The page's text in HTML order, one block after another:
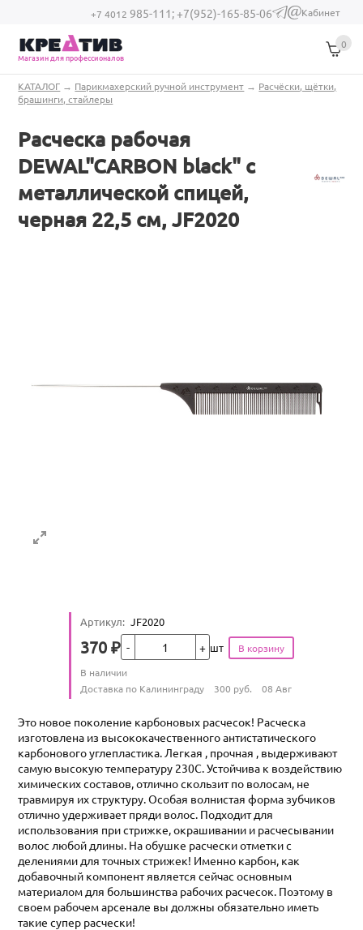
Перейти к основному содержанию
+7 4012 985-111;+7(952)-165-85-06
(link sends e-
Кабинет
Магазин для профессионалов
0
Вы здесь
КАТАЛОГ → Парикмахерский ручной инструмент → Расчёски, щётки,
брашинги, стайлеры
Расческа рабочая
DEWAL"CARBON black" с
металлической спицей,
черная 22,5 см, JF2020
Артикул: JF2020
Цена
370 ₽ шт
Количество
В наличии
Условия доставки
Доставка по Калининграду 300 руб. 08 Авг
Это новое поколение карбоновых расчесок! Расческа
изготовлена из высококачественного антистатического
карбонового углепластика. Легкая , прочная , выдерживают
самую высокую температуру 230С. Устойчива к воздействию
химических составов, отлично скользит по волосам, не
травмируя их структуру. Особая волнистая форма зубчиков
отлично удерживает пряди волос. Подходит для
использования при стрижке, окрашивании и расчесывании
волос любой длины. На обушке расчески отметки с
делениями для точных стрижек! Именно карбон, как
добавочный компонент является сейчас основным
материалом для большинства рабочих расчесок. Поэтому в
своем рабочем арсенале вы должны обязательно иметь
такие супер расчески!